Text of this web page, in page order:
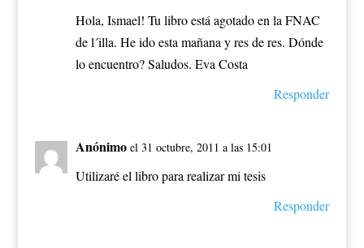
Hola, Ismael! Tu libro está agotado en la FNAC
de l´illa. He ido esta mañana y res de res. Dónde
lo encuentro? Saludos. Eva Costa
Responder
Anónimo el 31 octubre, 2011 a las 15:01
Utilizaré el libro para realizar mi tesis
Responder